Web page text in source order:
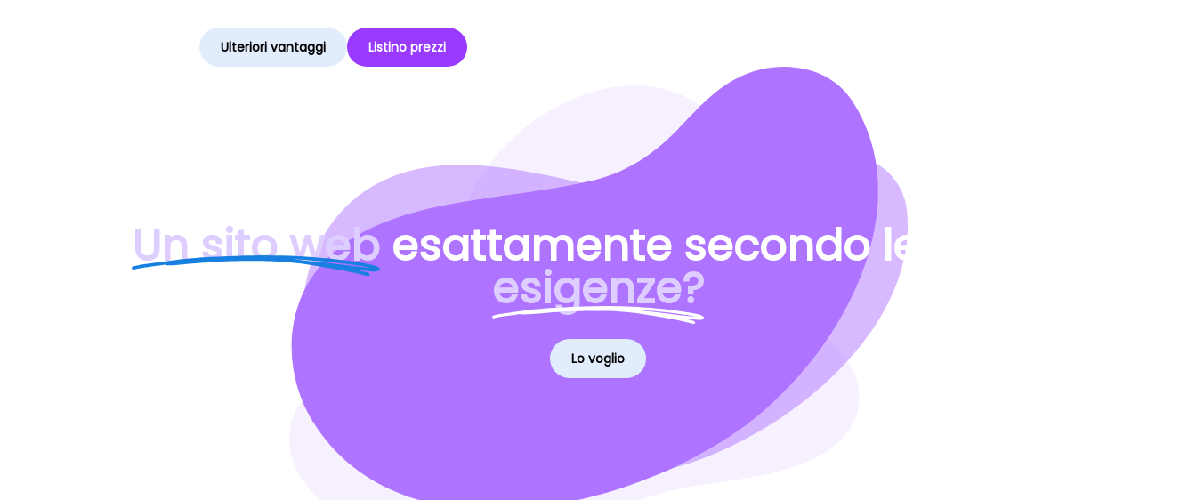
Ulteriori vantaggi Listino prezzi
Un sito web esattamente secondo le vostre
esigenze?
Lo voglio